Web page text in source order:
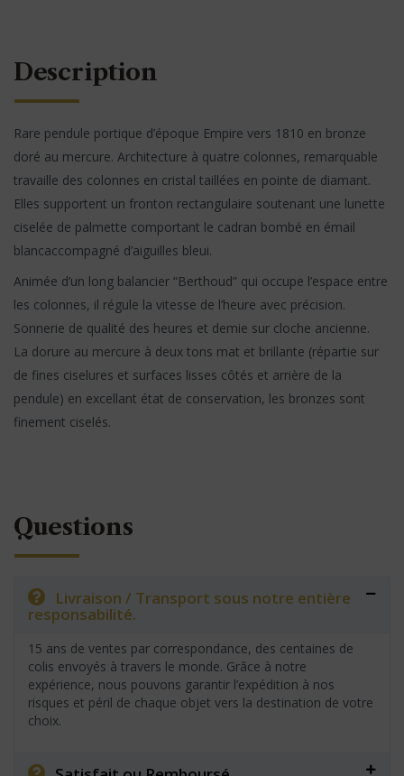
Description
Rare pendule portique d’époque Empire vers 1810 en bronze
doré au mercure. Architecture à quatre colonnes, remarquable
travaille des colonnes en cristal taillées en pointe de diamant.
Elles supportent un fronton rectangulaire soutenant une lunette
ciselée de palmette comportant le cadran bombé en émail
blancaccompagné d’aiguilles bleui.
Animée d’un long balancier “Berthoud” qui occupe l’espace entre
les colonnes, il régule la vitesse de l’heure avec précision.
Sonnerie de qualité des heures et demie sur cloche ancienne.
La dorure au mercure à deux tons mat et brillante (répartie sur
de fines ciselures et surfaces lisses côtés et arrière de la
pendule) en excellant état de conservation, les bronzes sont
finement ciselés.
Questions
Livraison / Transport sous notre entière
responsabilité.
15 ans de ventes par correspondance, des centaines de
colis envoyés à travers le monde. Grâce à notre
expérience, nous pouvons garantir l’expédition à nos
risques et péril de chaque objet vers la destination de votre
choix.